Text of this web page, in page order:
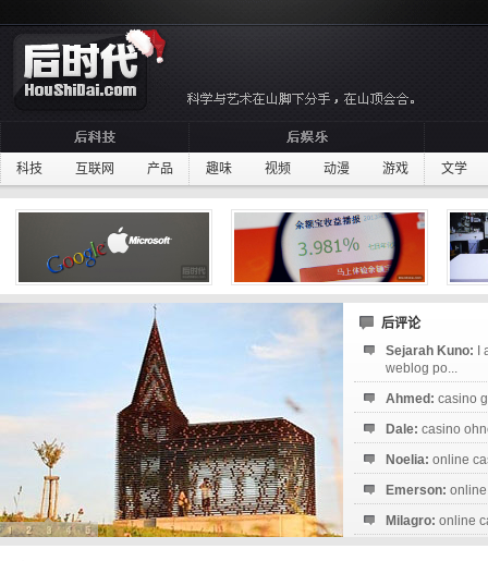
科技 互联网 产品 趣味 视频 动漫 游戏 文学
后评论
Sejarah Kuno:
weblog po...
Ahmed: casino
Dale: casino
Noelia: online
Emerson:
Milagro: online